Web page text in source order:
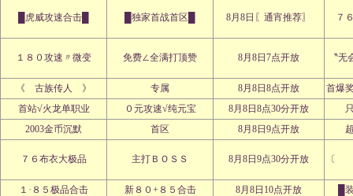
█虎威攻速合击█ █独家首战首区█ 8月8日〖通宵推荐〗 ７
１８０攻速〃微变 免费∠全满打顶赞 8月8日7点开放 〝
《 古族传人 》 专属 8月8日8点开放
首爆
首站√火龙单职业
０元攻速√纯元宝 8月8日8点30分开放
2003金币沉默
首区 8月8日9点开放
７６布衣大极品 主打ＢＯＳＳ 8月8日9点30分开放 〔
１·８５极品合击 新８０+８５合击 8月8日10点开放
█